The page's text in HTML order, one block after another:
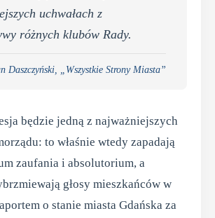
uchwałach z
różnych klubów Rady.
Daszczyński, „Wszystkie Strony Miasta”
będzie jedną z najważniejszych
to właśnie wtedy zapadają
zaufania i absolutorium, a
głosy mieszkańców w
o stanie miasta Gdańska za